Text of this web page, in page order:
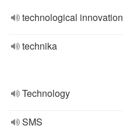
technological innovation
technika
Technology
SMS